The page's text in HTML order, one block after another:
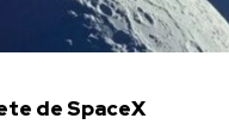
de SpaceX